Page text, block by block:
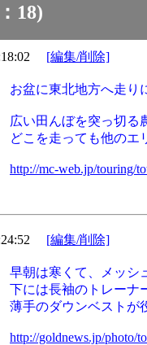
18)
[編集/削除]
お盆に東北地方へ走り
広い田んぼを突っ切る
どこを走っても他のエ
http://mc-web.jp/touring/
[編集/削除]
早朝は寒くて、メッシ
下には長袖のトレーナ
薄手のダウンベストが
http://goldnews.jp/photo/